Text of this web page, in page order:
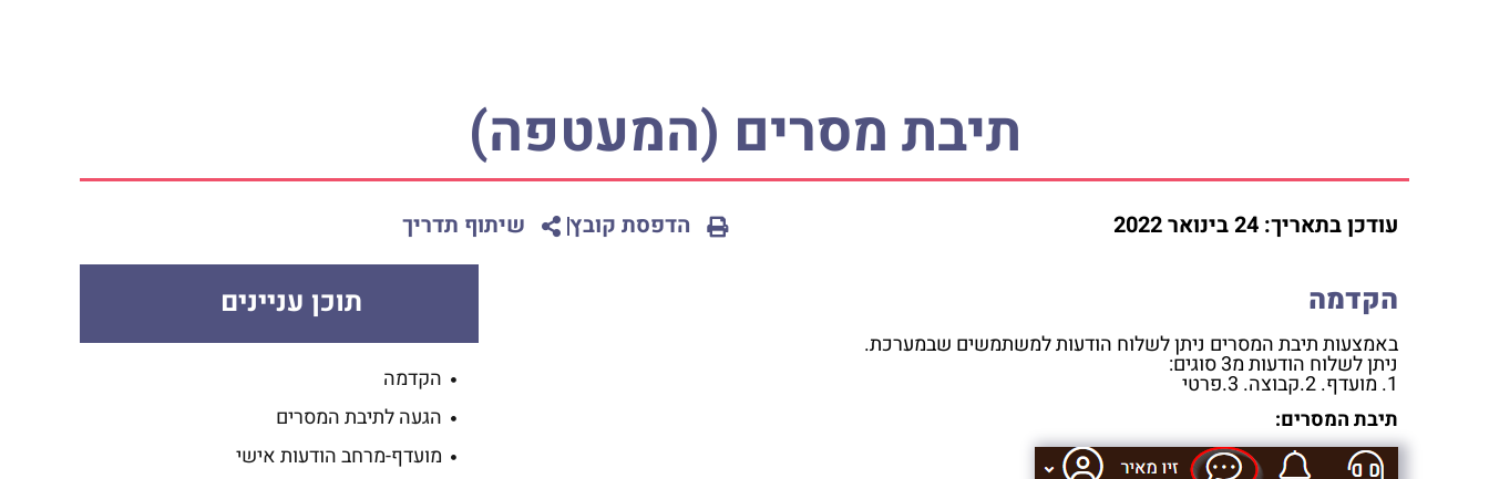
תיבת מסרים (המעטפה)
עודכן בתאריך: 24 בינואר 2022 הדפסת קובץ שיתוף תדריך
הקדמה
באמצעות תיבת המסרים ניתן לשלוח הודעות למשתמשים שבמערכת.
ניתן לשלוח הודעות מ3 סוגים:
1. מועדף. 2.קבוצה. 3.פרטי
תיבת המסרים:
תוכן עניינים
הקדמה
הגעה לתיבת המסרים
מועדף-מרחב הודעות אישי